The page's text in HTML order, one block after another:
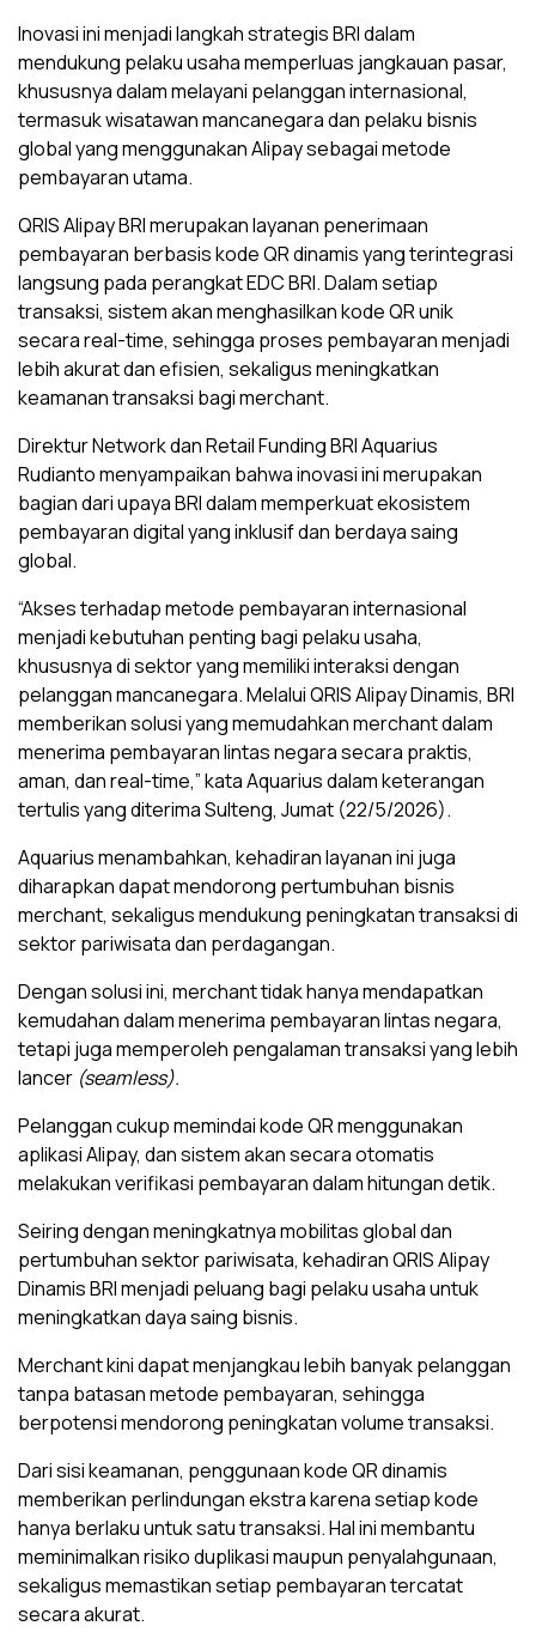
Inovasi ini menjadi langkah strategis BRI dalam
mendukung pelaku usaha memperluas jangkauan pasar,
khususnya dalam melayani pelanggan internasional,
termasuk wisatawan mancanegara dan pelaku bisnis
global yang menggunakan Alipay sebagai metode
pembayaran utama.
QRIS Alipay BRI merupakan layanan penerimaan
pembayaran berbasis kode QR dinamis yang terintegrasi
langsung pada perangkat EDC BRI. Dalam setiap
transaksi, sistem akan menghasilkan kode QR unik
secara real-time, sehingga proses pembayaran menjadi
lebih akurat dan efisien, sekaligus meningkatkan
keamanan transaksi bagi merchant.
Direktur Network dan Retail Funding BRI Aquarius
Rudianto menyampaikan bahwa inovasi ini merupakan
bagian dari upaya BRI dalam memperkuat ekosistem
pembayaran digital yang inklusif dan berdaya saing
global.
“Akses terhadap metode pembayaran internasional
menjadi kebutuhan penting bagi pelaku usaha,
khususnya di sektor yang memiliki interaksi dengan
pelanggan mancanegara. Melalui QRIS Alipay Dinamis, BRI
memberikan solusi yang memudahkan merchant dalam
menerima pembayaran lintas negara secara praktis,
aman, dan real-time,” kata Aquarius dalam keterangan
tertulis yang diterima Sulteng, Jumat (22/5/2026).
Aquarius menambahkan, kehadiran layanan ini juga
diharapkan dapat mendorong pertumbuhan bisnis
merchant, sekaligus mendukung peningkatan transaksi di
sektor pariwisata dan perdagangan.
Dengan solusi ini, merchant tidak hanya mendapatkan
kemudahan dalam menerima pembayaran lintas negara,
tetapi juga memperoleh pengalaman transaksi yang lebih
lancer (seamless).
Pelanggan cukup memindai kode QR menggunakan
aplikasi Alipay, dan sistem akan secara otomatis
melakukan verifikasi pembayaran dalam hitungan detik.
Seiring dengan meningkatnya mobilitas global dan
pertumbuhan sektor pariwisata, kehadiran QRIS Alipay
Dinamis BRI menjadi peluang bagi pelaku usaha untuk
meningkatkan daya saing bisnis.
Merchant kini dapat menjangkau lebih banyak pelanggan
tanpa batasan metode pembayaran, sehingga
berpotensi mendorong peningkatan volume transaksi.
Dari sisi keamanan, penggunaan kode QR dinamis
memberikan perlindungan ekstra karena setiap kode
hanya berlaku untuk satu transaksi. Hal ini membantu
meminimalkan risiko duplikasi maupun penyalahgunaan,
sekaligus memastikan setiap pembayaran tercatat
secara akurat.